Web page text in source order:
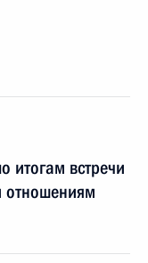
итогам встречи
отношениям